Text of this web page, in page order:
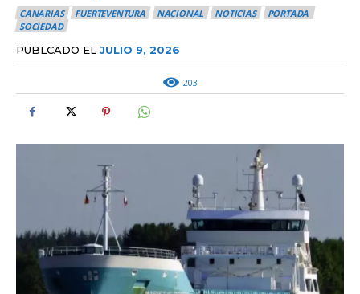
CANARIAS FUERTEVENTURA NACIONAL NOTICIAS
PORTADA
SOCIEDAD
PUBLCADO EL JULIO 9, 2026
203